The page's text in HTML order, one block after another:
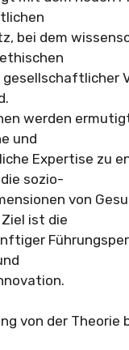
bei dem
gesellschaftlicher
werden
und
Expertise zu
sozio-
von
ist die
von der Theorie